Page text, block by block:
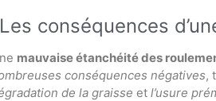
Les conséquences
mauvaise étanchéité des
conséquences négatives,
de la graisse et l’usure